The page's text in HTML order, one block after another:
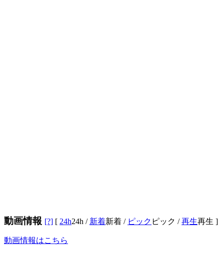
動画情報 [?] [ 24h24h / 新着新着 / ピック ピック /再生再生 ]
動画情報はこちら